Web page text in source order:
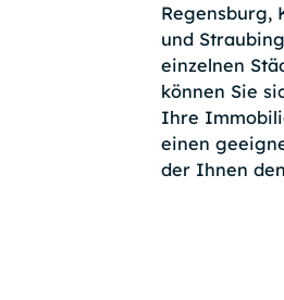
Regensburg,
und
einzelnen
können Sie
Ihre
einen
der Ihnen